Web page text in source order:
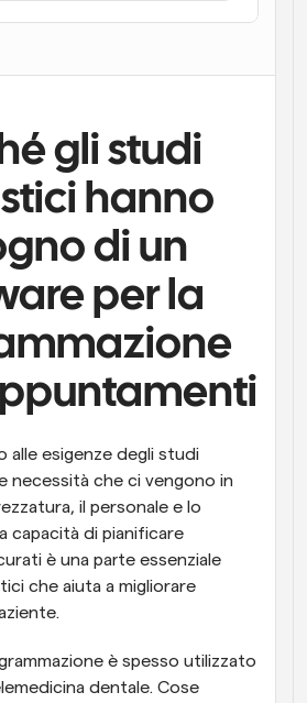
potenziata con chiamate
dall'IA
con le ultime notizie e aggiornamenti
in pochi minuti
riunioni con più persone
quando succede qualcosa
gli studi
hanno
di un
per la
alle esigenze degli studi
necessità che ci vengono in
il personale e lo
capacità di pianificare
è una parte essenziale
che aiuta a migliorare
è spesso utilizzato
dentale. Cose